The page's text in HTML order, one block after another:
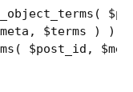
$terms ) )
$post_id,